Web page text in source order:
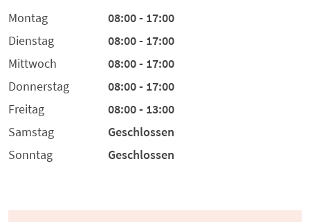
Montag
08:00 - 17:00
Dienstag
08:00 - 17:00
Mittwoch
08:00 - 17:00
Donnerstag
08:00 - 17:00
Freitag
08:00 - 13:00
Samstag
Geschlossen
Sonntag
Geschlossen